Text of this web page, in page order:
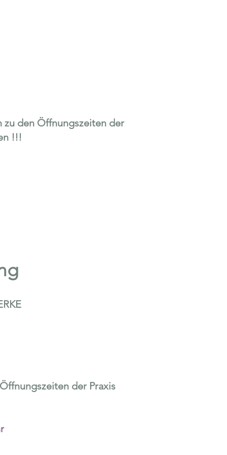
zu den Öffnungszeiten der
!!!
der Praxis